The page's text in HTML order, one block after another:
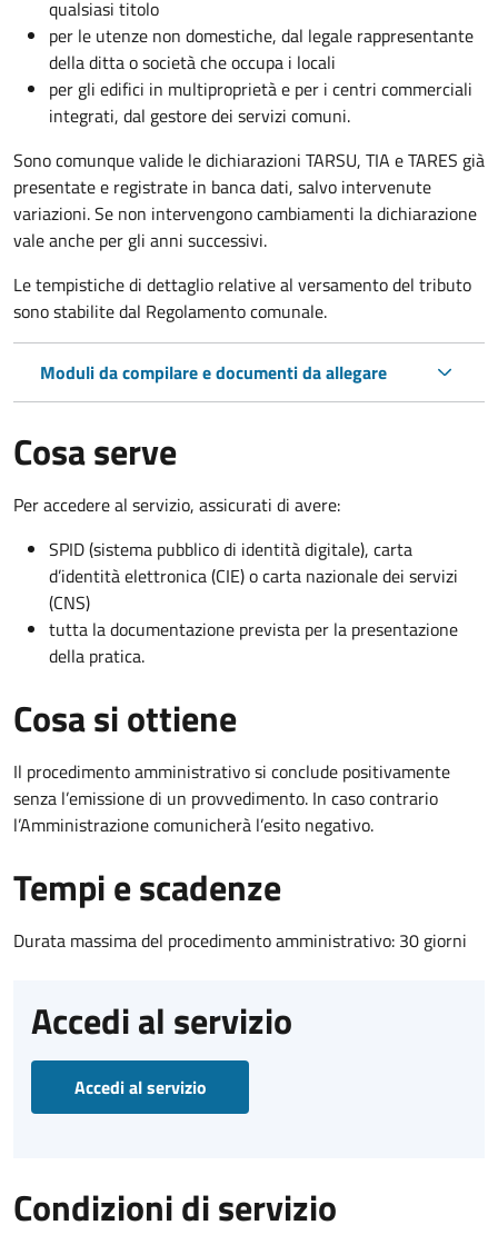
qualsiasi titolo
per le utenze non domestiche, dal legale rappresentante
della ditta o società che occupa i locali
per gli edifici in multiproprietà e per i centri commerciali
integrati, dal gestore dei servizi comuni.
Sono comunque valide le dichiarazioni TARSU, TIA e TARES già
presentate e registrate in banca dati, salvo intervenute
variazioni. Se non intervengono cambiamenti la dichiarazione
vale anche per gli anni successivi.
Le tempistiche di dettaglio relative al versamento del tributo
sono stabilite dal Regolamento comunale.
Moduli da compilare e documenti da allegare
Cosa serve
Per accedere al servizio, assicurati di avere:
SPID (sistema pubblico di identità digitale), carta
d’identità elettronica (CIE) o carta nazionale dei servizi
(CNS)
tutta la documentazione prevista per la presentazione
della pratica.
Cosa si ottiene
Il procedimento amministrativo si conclude positivamente
senza l’emissione di un provvedimento. In caso contrario
l’Amministrazione comunicherà l’esito negativo.
Tempi e scadenze
Durata massima del procedimento amministrativo: 30 giorni
Accedi al servizio
Accedi al servizio
Condizioni di servizio